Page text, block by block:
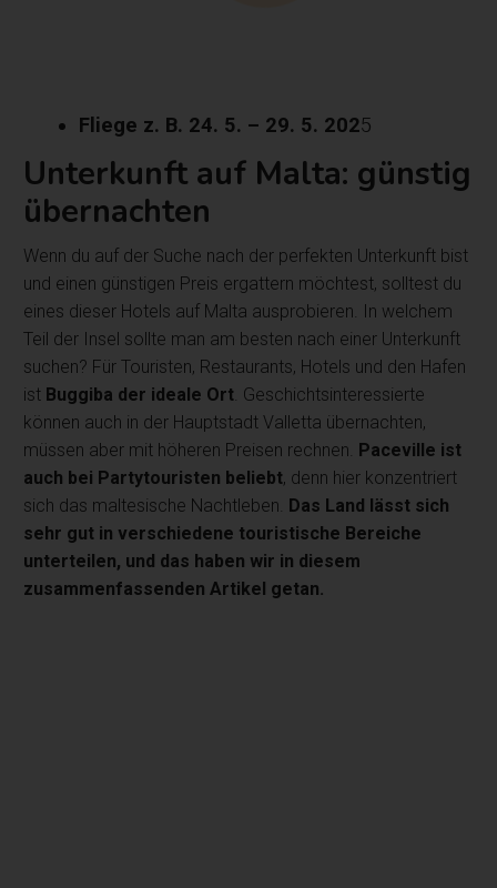
Fliege z. B. 24. 5. – 29. 5. 2025
Unterkunft auf Malta: günstig
übernachten
Wenn du auf der Suche nach der perfekten Unterkunft bist
und einen günstigen Preis ergattern möchtest, solltest du
eines dieser Hotels auf Malta ausprobieren. In welchem
Teil der Insel sollte man am besten nach einer Unterkunft
suchen? Für Touristen, Restaurants, Hotels und den Hafen
ist Buggiba der ideale Ort . Geschichtsinteressierte
können auch in der Hauptstadt Valletta übernachten,
müssen aber mit höheren Preisen rechnen. Paceville ist
auch bei Partytouristen beliebt, denn hier konzentriert
sich das maltesische Nachtleben. Das Land lässt sich
sehr gut in verschiedene touristische Bereiche
unterteilen, und das haben wir in diesem
zusammenfassenden Artikel getan.